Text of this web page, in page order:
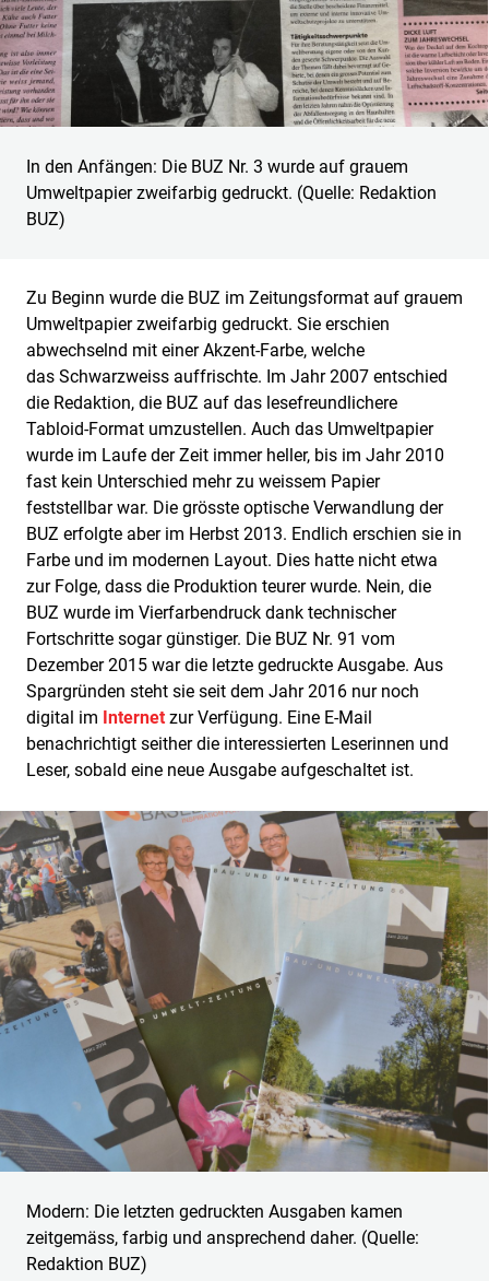
In den Anfängen: Die BUZ Nr. 3 wurde auf grauem
Umweltpapier zweifarbig gedruckt. (Quelle: Redaktion
BUZ)
Zu Beginn wurde die BUZ im Zeitungsformat auf grauem
Umweltpapier zweifarbig gedruckt. Sie erschien
abwechselnd mit einer Akzent-Farbe, welche
das Schwarzweiss auffrischte. Im Jahr 2007 entschied
die Redaktion, die BUZ auf das lesefreundlichere
Tabloid-Format umzustellen. Auch das Umweltpapier
wurde im Laufe der Zeit immer heller, bis im Jahr 2010
fast kein Unterschied mehr zu weissem Papier
feststellbar war. Die grösste optische Verwandlung der
BUZ erfolgte aber im Herbst 2013. Endlich erschien sie in
Farbe und im modernen Layout. Dies hatte nicht etwa
zur Folge, dass die Produktion teurer wurde. Nein, die
BUZ wurde im Vierfarbendruck dank technischer
Fortschritte sogar günstiger. Die BUZ Nr. 91 vom
Dezember 2015 war die letzte gedruckte Ausgabe. Aus
Spargründen steht sie seit dem Jahr 2016 nur noch
digital im Internet zur Verfügung. Eine E-Mail
benachrichtigt seither die interessierten Leserinnen und
Leser, sobald eine neue Ausgabe aufgeschaltet ist.
Modern: Die letzten gedruckten Ausgaben kamen
zeitgemäss, farbig und ansprechend daher. (Quelle:
Redaktion BUZ)